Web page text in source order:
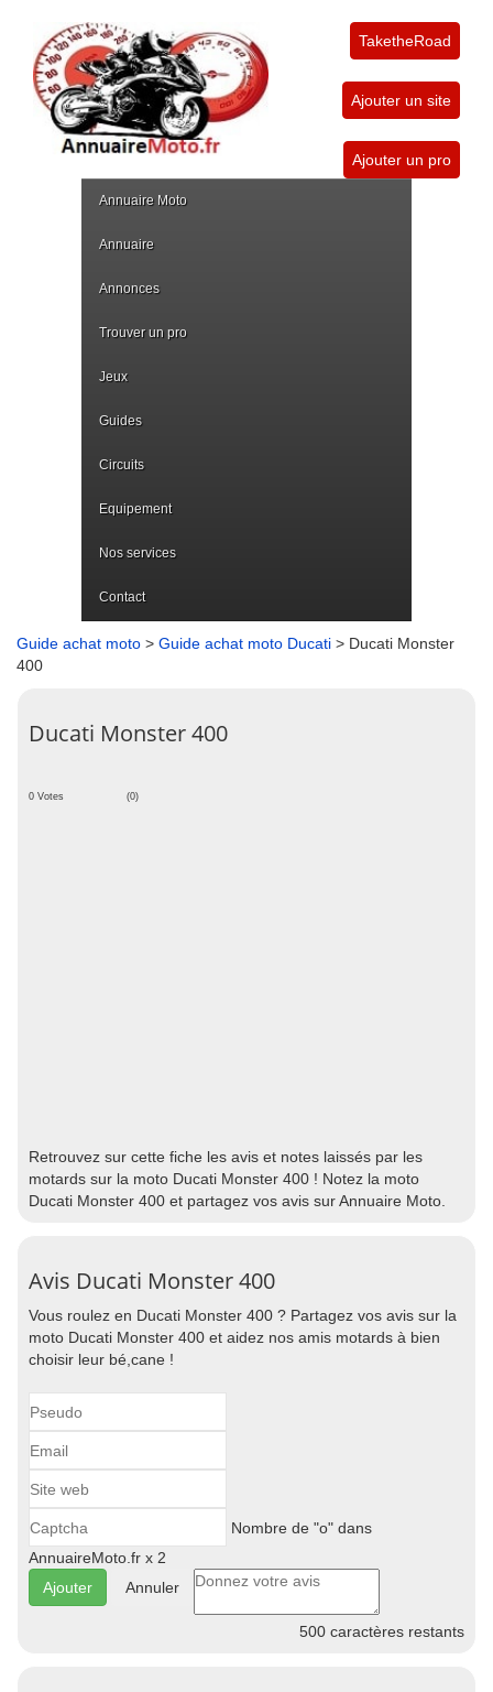
TaketheRoad
Ajouter un site
Ajouter un pro
Annuaire Moto
Annuaire
Annonces
Trouver un pro
Jeux
Guides
Circuits
Equipement
Nos services
Contact
Guide achat moto > Guide achat moto Ducati > Ducati Monster
400
Ducati Monster 400
0 Votes (0)
Retrouvez sur cette fiche les avis et notes laissés par les
motards sur la moto Ducati Monster 400 ! Notez la moto
Ducati Monster 400 et partagez vos avis sur Annuaire Moto.
Avis Ducati Monster 400
Vous roulez en Ducati Monster 400 ? Partagez vos avis sur la
moto Ducati Monster 400 et aidez nos amis motards à bien
choisir leur bé,cane !
Nombre de "o" dans
AnnuaireMoto.fr x 2
Annuler
500 caractères restants